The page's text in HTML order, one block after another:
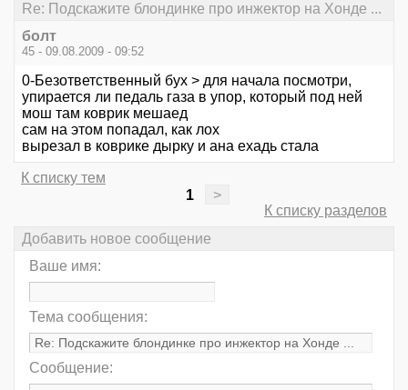
Re: Подскажите блондинке про инжектор на Хонде ...
болт
45 - 09.08.2009 - 09:52
0-Безответственный бух > для начала посмотри,
упирается ли педаль газа в упор, который под ней
мош там коврик мешаед
сам на этом попадал, как лох
вырезал в коврике дырку и ана ехадь стала
К списку тем
1
>
К списку разделов
Добавить новое сообщение
Ваше имя:
Тема сообщения:
Сообщение: